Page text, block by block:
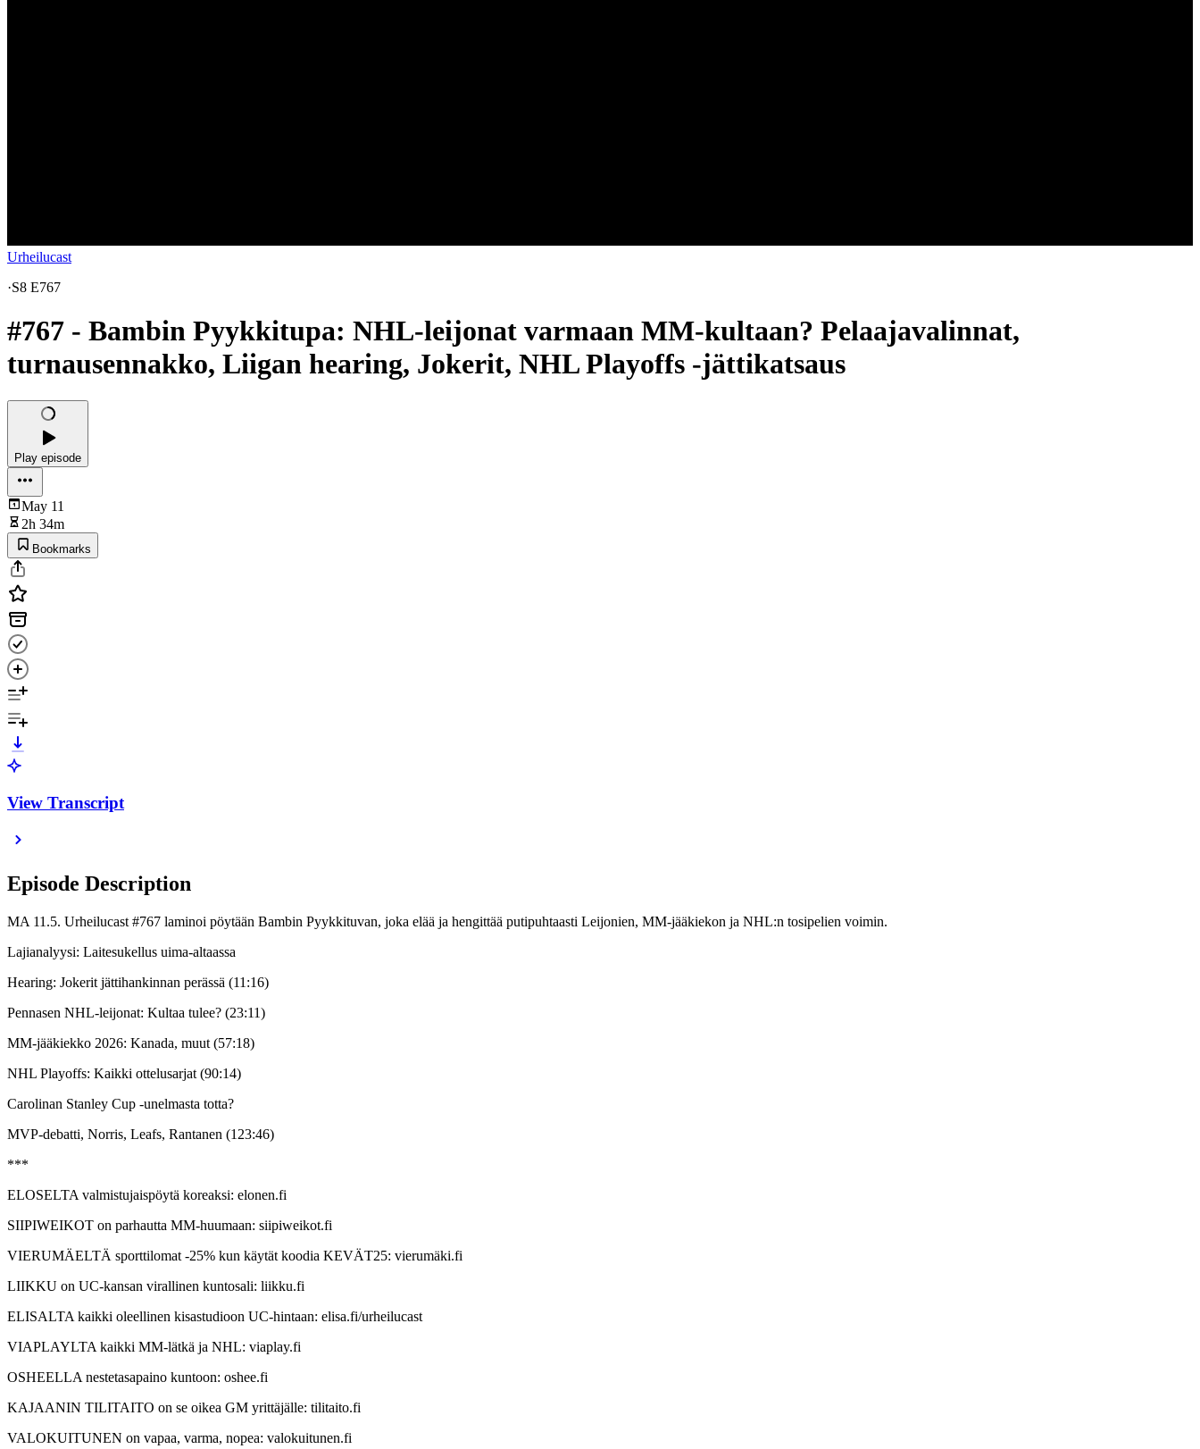
Urheilucast
·S8 E767
#767 - Bambin Pyykkitupa: NHL-leijonat varmaan MM-kultaan? Pelaajavalinnat,
turnausennakko, Liigan hearing, Jokerit, NHL Playoffs -jättikatsaus
Play episode
May 11
2h 34m
Bookmarks
View Transcript
Episode Description
MA 11.5. Urheilucast #767 laminoi pöytään Bambin Pyykkituvan, joka elää ja hengittää putipuhtaasti Leijonien, MM-jääkiekon ja NHL:n tosipelien voimin.
Lajianalyysi: Laitesukellus uima-altaassa
Hearing: Jokerit jättihankinnan perässä (11:16)
Pennasen NHL-leijonat: Kultaa tulee? (23:11)
MM-jääkiekko 2026: Kanada, muut (57:18)
NHL Playoffs: Kaikki ottelusarjat (90:14)
Carolinan Stanley Cup -unelmasta totta?
MVP-debatti, Norris, Leafs, Rantanen (123:46)
***
ELOSELTA valmistujaispöytä koreaksi: elonen.fi
SIIPIWEIKOT on parhautta MM-huumaan: siipiweikot.fi
VIERUMÄELTÄ sporttilomat -25% kun käytät koodia KEVÄT25: vierumäki.fi
LIIKKU on UC-kansan virallinen kuntosali: liikku.fi
ELISALTA kaikki oleellinen kisastudioon UC-hintaan: elisa.fi/urheilucast
VIAPLAYLTA kaikki MM-lätkä ja NHL: viaplay.fi
OSHEELLA nestetasapaino kuntoon: oshee.fi
KAJAANIN TILITAITO on se oikea GM yrittäjälle: tilitaito.fi
VALOKUITUNEN on vapaa, varma, nopea: valokuitunen.fi